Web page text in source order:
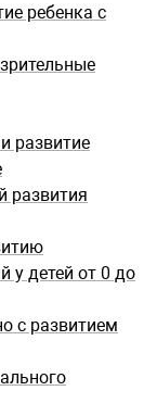
ребенка с
развитие
развития
у детей от 0 до
с развитием